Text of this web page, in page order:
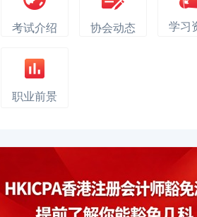
考试介绍 协会动态 学习
职业前景